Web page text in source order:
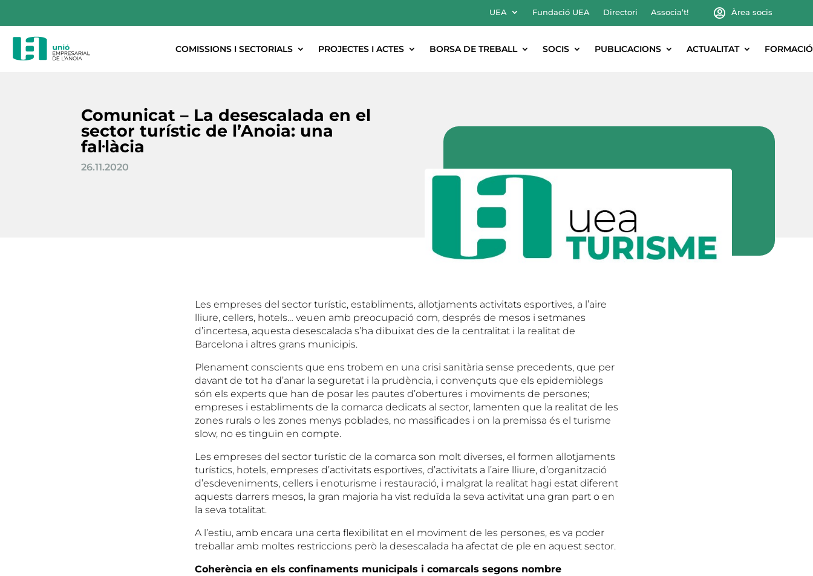
UEA Fundació UEA Directori Associa’t! Àrea socis
COMISSIONS I SECTORIALS PROJECTES I ACTES BORSA DE TREBALL SOCIS PUBLICACIONS ACTUALITAT FORMACIÓ
Comunicat – La desescalada en el
sector turístic de l’Anoia: una
fal·làcia
26.11.2020
Les empreses del sector turístic, establiments, allotjaments activitats esportives, a l’aire
lliure, cellers, hotels… veuen amb preocupació com, després de mesos i setmanes
d’incertesa, aquesta desescalada s’ha dibuixat des de la centralitat i la realitat de
Barcelona i altres grans municipis.
Plenament conscients que ens trobem en una crisi sanitària sense precedents, que per
davant de tot ha d’anar la seguretat i la prudència, i convençuts que els epidemiòlegs
són els experts que han de posar les pautes d’obertures i moviments de persones;
empreses i establiments de la comarca dedicats al sector, lamenten que la realitat de les
zones rurals o les zones menys poblades, no massificades i on la premissa és el turisme
slow, no es tinguin en compte.
Les empreses del sector turístic de la comarca son molt diverses, el formen allotjaments
turístics, hotels, empreses d’activitats esportives, d’activitats a l’aire lliure, d’organització
d’esdeveniments, cellers i enoturisme i restauració, i malgrat la realitat hagi estat diferent
aquests darrers mesos, la gran majoria ha vist reduïda la seva activitat una gran part o en
la seva totalitat.
A l’estiu, amb encara una certa flexibilitat en el moviment de les persones, es va poder
treballar amb moltes restriccions però la desescalada ha afectat de ple en aquest sector.
Coherència en els confinaments municipals i comarcals segons nombre